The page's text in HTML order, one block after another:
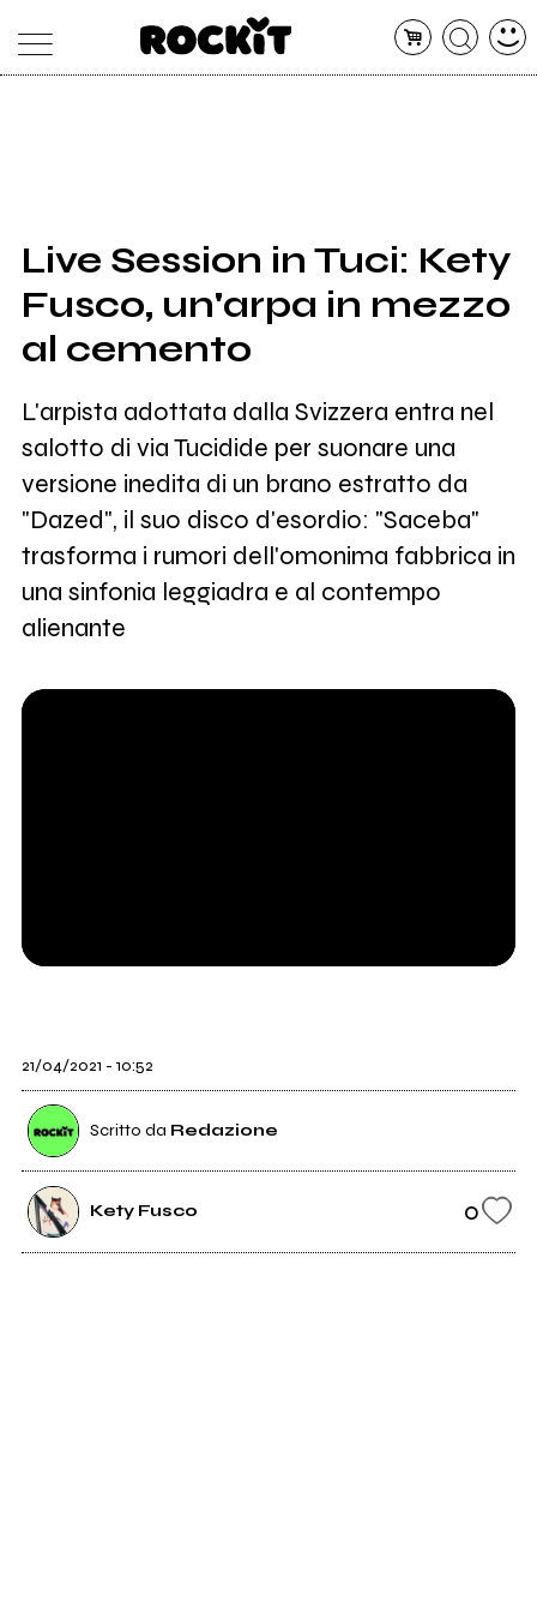
SHOP
RADIO
Live Session in Tuci: Kety
Fusco, un'arpa in mezzo
al cemento
L'arpista adottata dalla Svizzera entra nel
salotto di via Tucidide per suonare una
versione inedita di un brano estratto da
"Dazed", il suo disco d'esordio: "Saceba"
trasforma i rumori dell'omonima fabbrica in
una sinfonia leggiadra e al contempo
alienante
21/04/2021 - 10:52
Scritto da Redazione
Kety Fusco 0